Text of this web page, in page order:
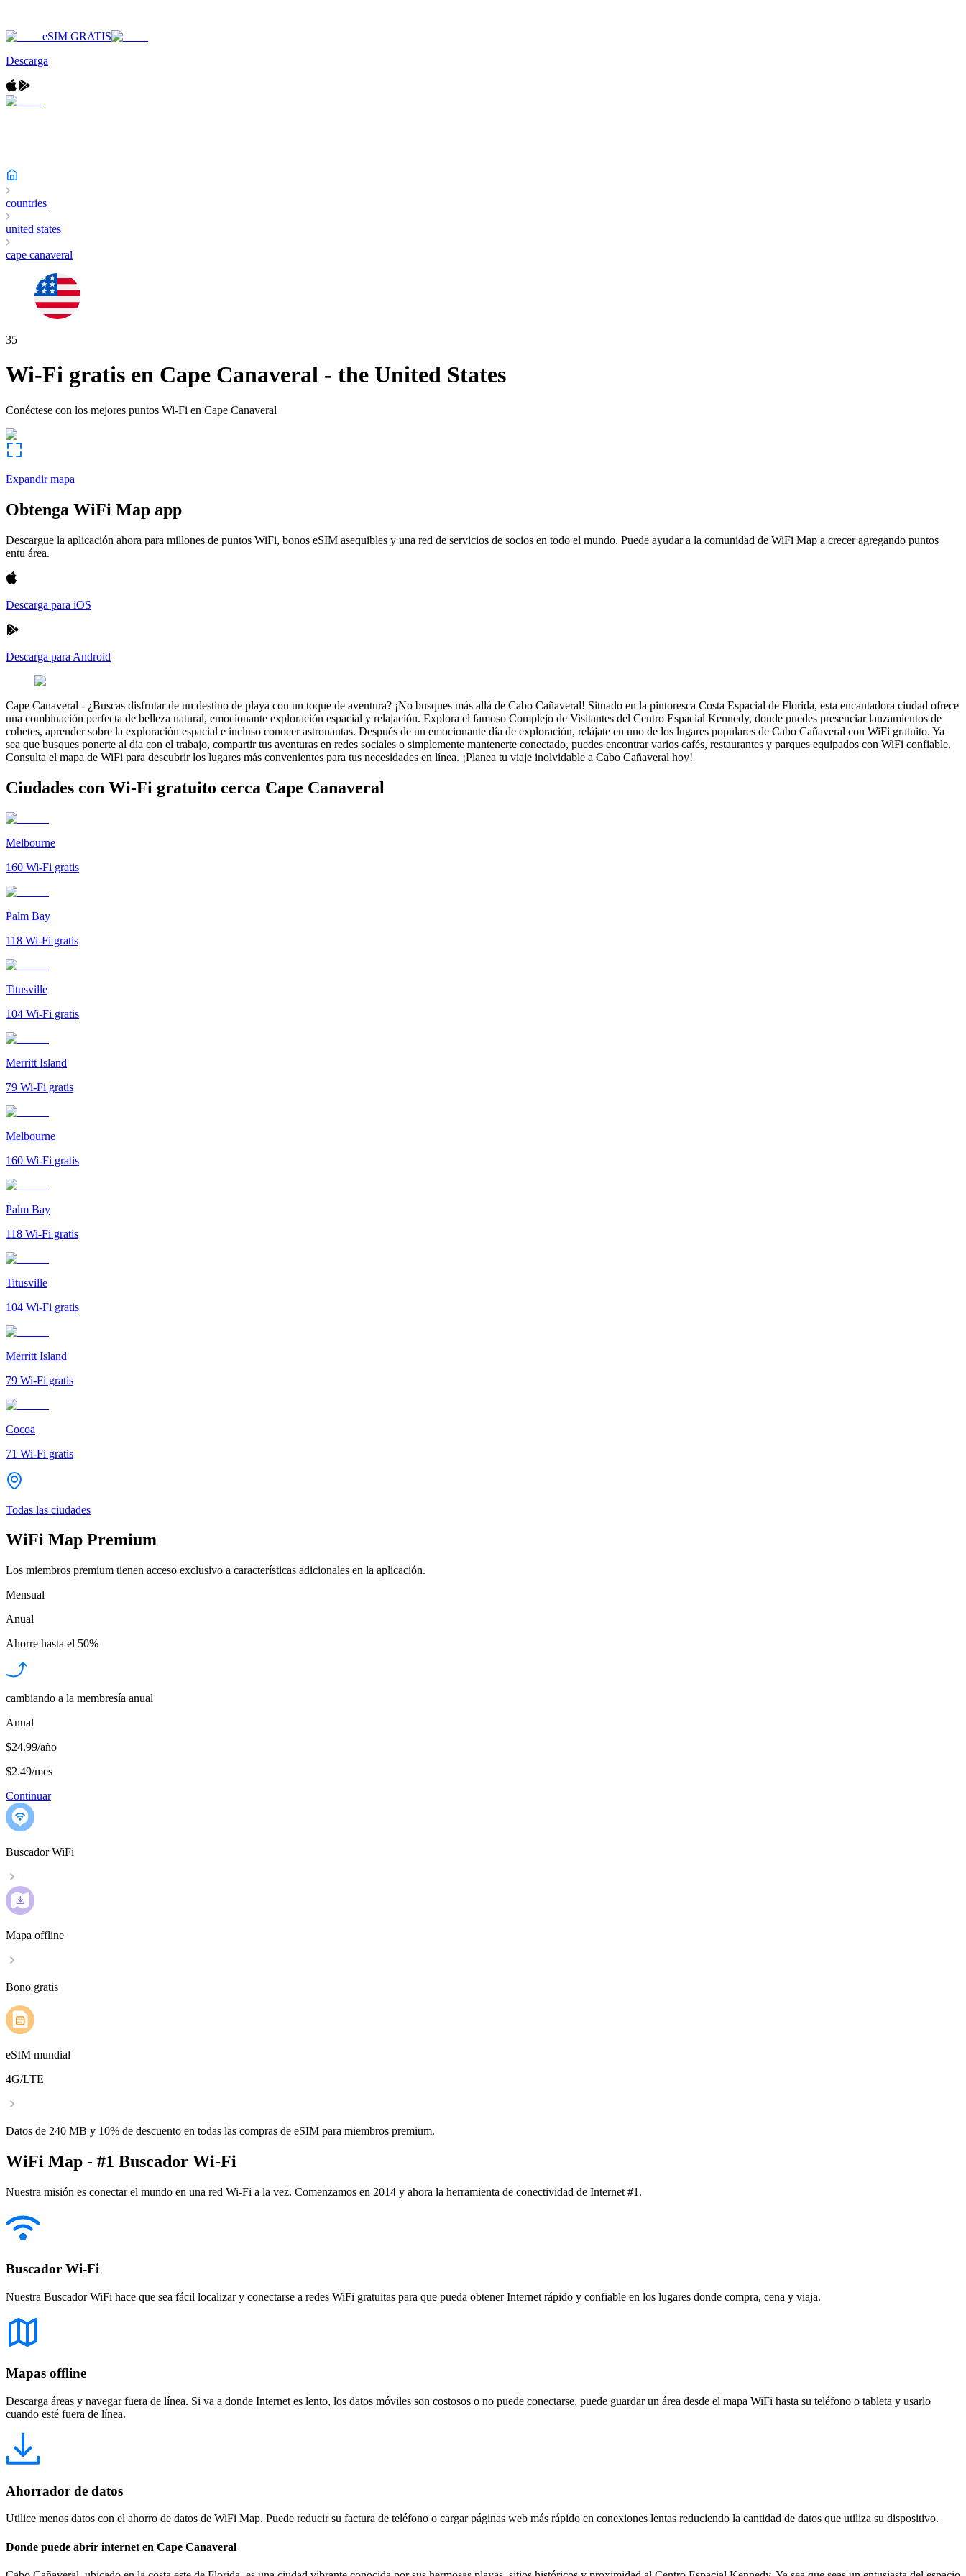
eSIM GRATIS
Descarga
countries
united states
cape canaveral
35
Wi-Fi gratis en Cape Canaveral - the United States
Conéctese con los mejores puntos Wi-Fi en Cape Canaveral
Expandir mapa
Obtenga WiFi Map app
Descargue la aplicación ahora para millones de puntos WiFi, bonos eSIM asequibles y una red de servicios de socios en todo el mundo. Puede ayudar a la comunidad de WiFi Map a crecer agregando puntos
entu área.
Descarga para iOS
Descarga para Android
Cape Canaveral - ¿Buscas disfrutar de un destino de playa con un toque de aventura? ¡No busques más allá de Cabo Cañaveral! Situado en la pintoresca Costa Espacial de Florida, esta encantadora ciudad ofrece
una combinación perfecta de belleza natural, emocionante exploración espacial y relajación. Explora el famoso Complejo de Visitantes del Centro Espacial Kennedy, donde puedes presenciar lanzamientos de
cohetes, aprender sobre la exploración espacial e incluso conocer astronautas. Después de un emocionante día de exploración, relájate en uno de los lugares populares de Cabo Cañaveral con WiFi gratuito. Ya
sea que busques ponerte al día con el trabajo, compartir tus aventuras en redes sociales o simplemente mantenerte conectado, puedes encontrar varios cafés, restaurantes y parques equipados con WiFi confiable.
Consulta el mapa de WiFi para descubrir los lugares más convenientes para tus necesidades en línea. ¡Planea tu viaje inolvidable a Cabo Cañaveral hoy!
Ciudades con Wi-Fi gratuito cerca Cape Canaveral
Melbourne
160 Wi-Fi gratis
Palm Bay
118 Wi-Fi gratis
Titusville
104 Wi-Fi gratis
Merritt Island
79 Wi-Fi gratis
Melbourne
160 Wi-Fi gratis
Palm Bay
118 Wi-Fi gratis
Titusville
104 Wi-Fi gratis
Merritt Island
79 Wi-Fi gratis
Cocoa
71 Wi-Fi gratis
Todas las ciudades
WiFi Map Premium
Los miembros premium tienen acceso exclusivo a características adicionales en la aplicación.
Mensual
Anual
Ahorre hasta el 50%
cambiando a la membresía anual
Anual
$24.99/año
$2.49/mes
Continuar
Buscador WiFi
Mapa offline
Bono gratis
eSIM mundial
4G/LTE
Datos de 240 MB y 10% de descuento en todas las compras de eSIM para miembros premium.
WiFi Map - #1 Buscador Wi-Fi
Nuestra misión es conectar el mundo en una red Wi-Fi a la vez. Comenzamos en 2014 y ahora la herramienta de conectividad de Internet #1.
Buscador Wi-Fi
Nuestra Buscador WiFi hace que sea fácil localizar y conectarse a redes WiFi gratuitas para que pueda obtener Internet rápido y confiable en los lugares donde compra, cena y viaja.
Mapas offline
Descarga áreas y navegar fuera de línea. Si va a donde Internet es lento, los datos móviles son costosos o no puede conectarse, puede guardar un área desde el mapa WiFi hasta su teléfono o tableta y usarlo
cuando esté fuera de línea.
Ahorrador de datos
Utilice menos datos con el ahorro de datos de WiFi Map. Puede reducir su factura de teléfono o cargar páginas web más rápido en conexiones lentas reduciendo la cantidad de datos que utiliza su dispositivo.
Donde puede abrir internet en Cape Canaveral